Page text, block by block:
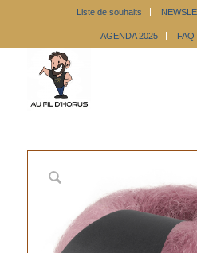
Liste de souhaits
AGENDA 2025 FAQ